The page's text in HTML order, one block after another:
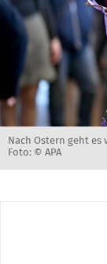
Nach Ostern geht
Foto: © APA